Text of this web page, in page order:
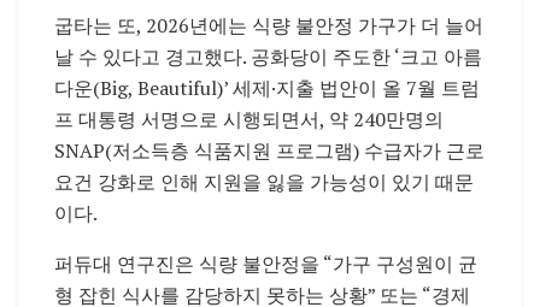
굽타는 또, 2026년에는 식량 불안정 가구가 더 늘어
날 수 있다고 경고했다. 공화당이 주도한 ‘크고 아름
다운(Big, Beautiful)’ 세제·지출 법안이 올 7월 트럼
프 대통령 서명으로 시행되면서, 약 240만명의
SNAP(저소득층 식품지원 프로그램) 수급자가 근로
요건 강화로 인해 지원을 잃을 가능성이 있기 때문
이다.
퍼듀대 연구진은 식량 불안정을 “가구 구성원이 균
형 잡힌 식사를 감당하지 못하는 상황” 또는 “경제